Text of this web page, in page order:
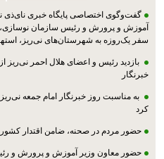
گفت‌وگوی اختصاصی پایگاه خبری نای‌ذی
آموزش و پرورش و رئیس سازمان نوسازی،
سفر یک‌روزه به شهرستان‌های نی‌ریز،
بازدید رئیس و اعضای هلال احمر نی‌ریز
خبرنگار
به مناسبت روز خبرنگار امام جمعه نی‌ریز
کرد
حضور مردم در صحنه، ضامن اقتدار
حضور معاون وزیر آموزش و پرورش و